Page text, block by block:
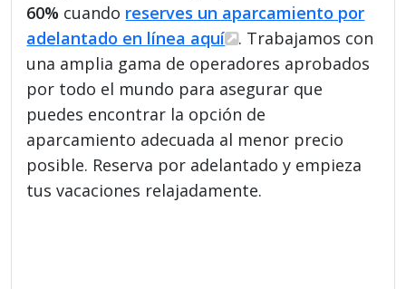
60% cuando reserves un aparcamiento por
adelantado en línea aquí
. Trabajamos con
una amplia gama de operadores aprobados
por todo el mundo para asegurar que
puedes encontrar la opción de
aparcamiento adecuada al menor precio
posible. Reserva por adelantado y empieza
tus vacaciones relajadamente.